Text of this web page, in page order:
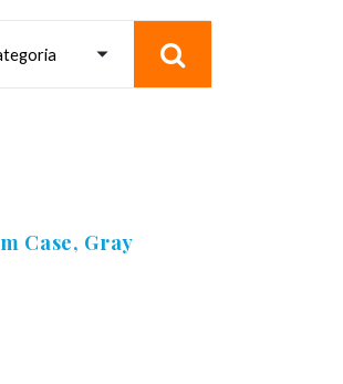
Case, Gray